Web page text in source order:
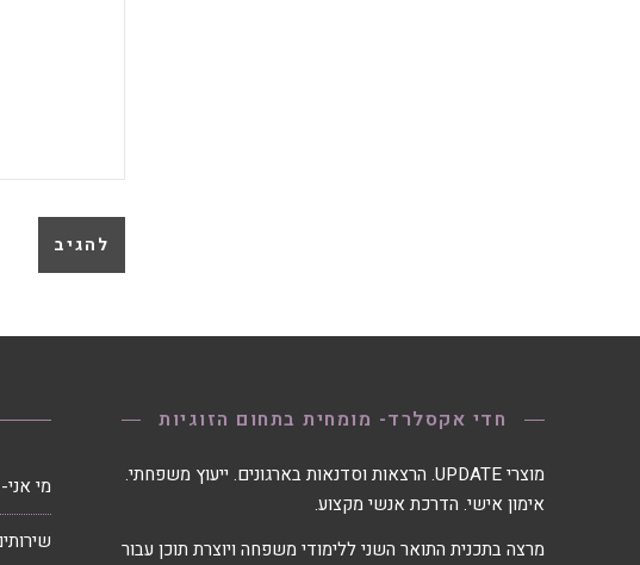
מי
חדי אקסלרד- מומחית בתחום הזוגיות
מוצרי UPDATE. הרצאות וסדנאות בארגונים. ייעוץ משפחתי.
אימון אישי. הדרכת אנשי מקצוע.
מרצה בתכנית התואר השני ללימודי משפחה ויוצרת תוכן עבור